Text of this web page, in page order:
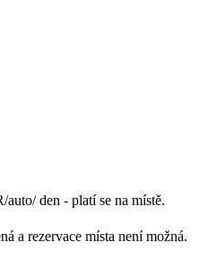
den - platí se na místě.
a rezervace místa není možná.